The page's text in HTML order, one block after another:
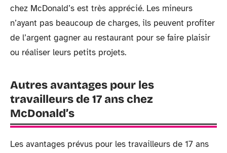
chez McDonald’s est très apprécié. Les mineurs
n’ayant pas beaucoup de charges, ils peuvent profiter
de l’argent gagner au restaurant pour se faire plaisir
ou réaliser leurs petits projets.
Autres avantages pour les
travailleurs de 17 ans chez
McDonald’s
Les avantages prévus pour les travailleurs de 17 ans